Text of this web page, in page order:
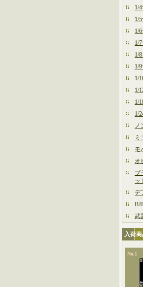
1/
1/
1/
1/
1/
1/
1/
1/
1/
1/
ノ
ミ
モ
オ
プ
ッ
デ
武
入荷
No.1